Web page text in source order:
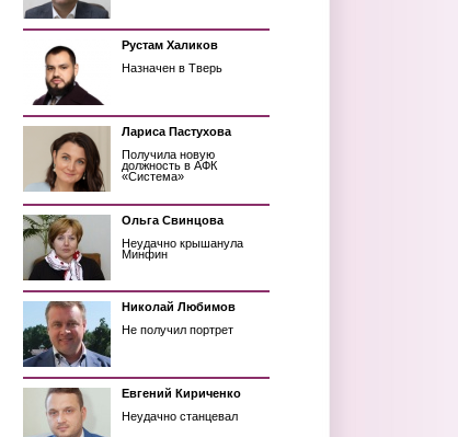
Рустам Халиков
Назначен в Тверь
Лариса Пастухова
Получила новую
должность в АФК
«Система»
Ольга Свинцова
Неудачно крышанула
Минфин
Николай Любимов
Не получил портрет
Евгений Кириченко
Неудачно станцевал